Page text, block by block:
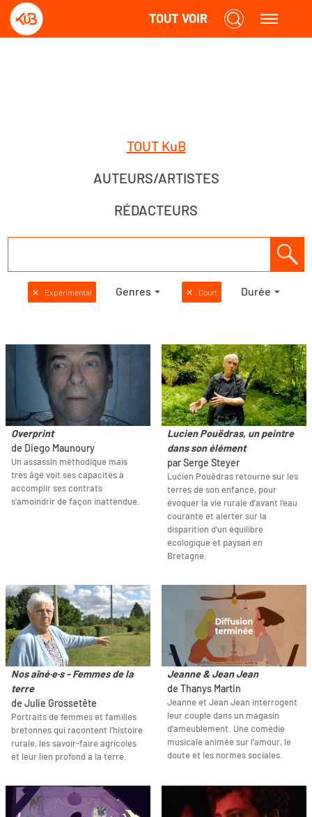
TOUT VOIR
TOUT KuB
AUTEURS/ARTISTES
RÉDACTEURS
✕ Expérimental Genres ✕ Court Durée
Overprint
de Diego Maunoury
Un assassin méthodique mais
très âgé voit ses capacités à
accomplir ses contrats
s'amoindrir de façon inattendue.
Lucien Pouëdras, un peintre
dans son élément
par Serge Steyer
Lucien Pouëdras retourne sur les
terres de son enfance, pour
évoquer la vie rurale d’avant l’eau
courante et alerter sur la
disparition d’un équilibre
écologique et paysan en
Bretagne.
Nos aîné·e·s - Femmes de la
terre
de Julie Grossetête
Portraits de femmes et familles
bretonnes qui racontent l’histoire
rurale, les savoir-faire agricoles
et leur lien profond à la terre.
Jeanne & Jean Jean
de Thanys Martin
Jeanne et Jean Jean interrogent
leur couple dans un magasin
d’ameublement. Une comédie
musicale animée sur l’amour, le
doute et les normes sociales.